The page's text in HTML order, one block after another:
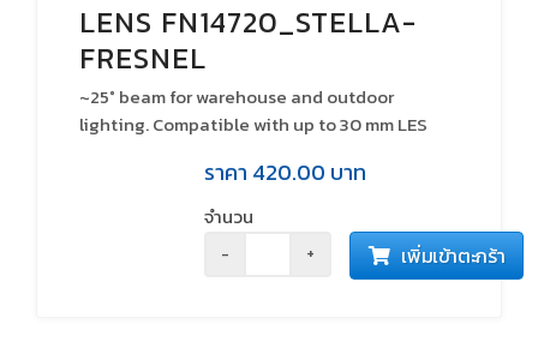
LENS FN14720_STELLA-
FRESNEL
~25° beam for warehouse and outdoor
lighting. Compatible with up to 30 mm LES
ราคา 420.00 บาท
จำนวน
- + เพิ่มเข้าตะกร้า